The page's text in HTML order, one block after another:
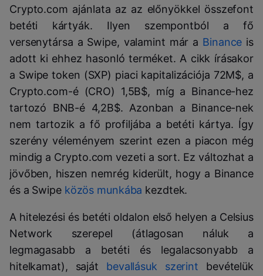
Crypto.com ajánlata az az előnyökkel összefont
betéti kártyák. Ilyen szempontból a fő
versenytársa a Swipe, valamint már a Binance is
adott ki ehhez hasonló terméket. A cikk írásakor
a Swipe token (SXP) piaci kapitalizációja 72M$, a
Crypto.com-é (CRO) 1,5B$, míg a Binance-hez
tartozó BNB-é 4,2B$. Azonban a Binance-nek
nem tartozik a fő profiljába a betéti kártya. Így
szerény véleményem szerint ezen a piacon még
mindig a Crypto.com vezeti a sort. Ez változhat a
jövőben, hiszen nemrég kiderült, hogy a Binance
és a Swipe közös munkába kezdtek.
A hitelezési és betéti oldalon első helyen a Celsius
Network szerepel (átlagosan náluk a
legmagasabb a betéti és legalacsonyabb a
hitelkamat), saját bevallásuk szerint bevételük